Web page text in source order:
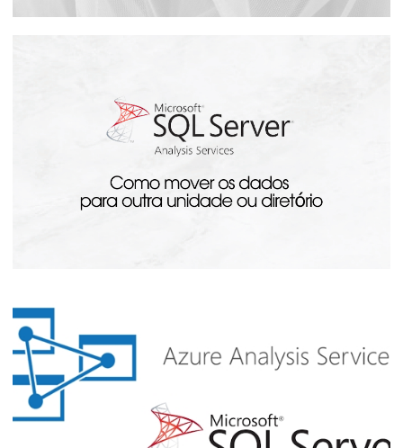
Multidimensional e Tabular
20 de julho de 2023 4 min de leitura
e databases para outro disco ou diretório
20 de julho de 2023